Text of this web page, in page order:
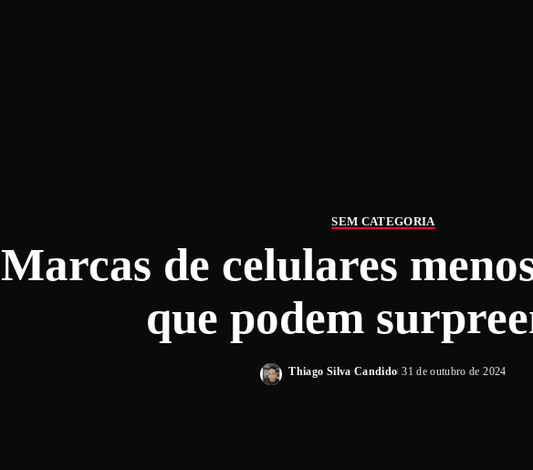
SEM CATEGORIA
Marcas de celulares
que podem
Posted
Thiago Silva Candido 31 de outubro de 2024